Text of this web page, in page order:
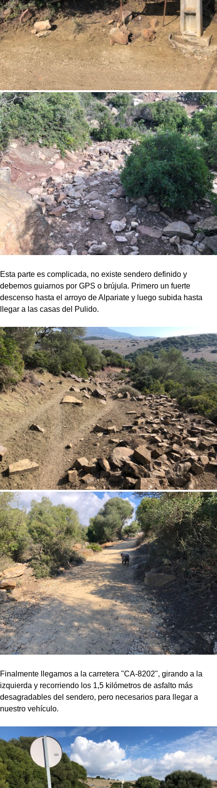
Esta parte es complicada, no existe sendero definido y
debemos guiarnos por GPS o brújula. Primero un fuerte
descenso hasta el arroyo de Alpariate y luego subida hasta
llegar a las casas del Pulido.
Finalmente llegamos a la carretera "CA-8202", girando a la
izquierda y recorriendo los 1,5 kilómetros de asfalto más
desagradables del sendero, pero necesarios para llegar a
nuestro vehículo.